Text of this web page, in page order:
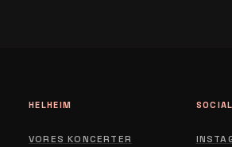
HELHEIM
VORES KONCERTER
SOCIAL